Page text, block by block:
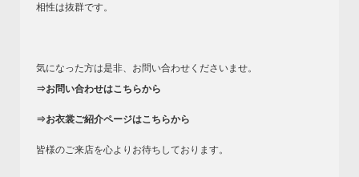
相性は抜群です。
気になった方は是非、お問い合わせくださいませ。
⇒お問い合わせはこちらから
⇒お衣裳ご紹介ページはこちらから
皆様のご来店を心よりお待ちしております。